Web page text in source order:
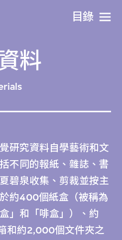
目​錄
料
研究資料自學藝術和文
不同的報紙、雜誌、書
碧泉收集、剪裁並按主
約400個紙盒（被稱為
」和「啡盒」）、約
和約2,000個文件夾之